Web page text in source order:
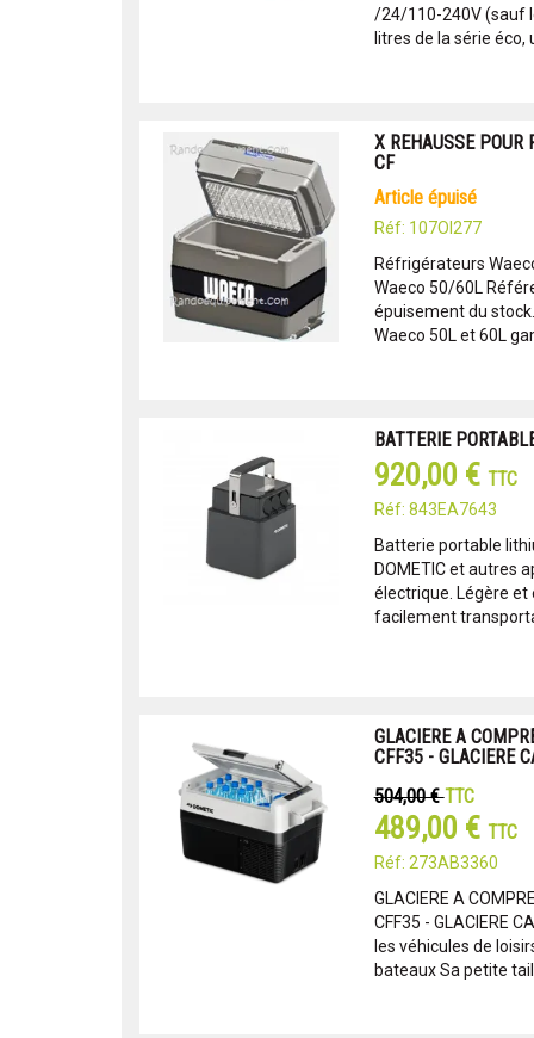
/24/110-240V (sauf
litres de la série éco,
X REHAUSSE POUR
CF
article épuisé
Réf: 107OI277
Réfrigérateurs
Waeco 50/60L
épuisement du
Waeco 50L et 60L
BATTERIE
920,00 € TTC
Réf: 843EA7643
Batterie portable
DOMETIC et autres
électrique. Légère
facilement
GLACIERE A
CFF35 - GLACIERE
504,00 €TTC
489,00 € TTC
Réf: 273AB3360
GLACIERE A
CFF35 - GLACIERE
les véhicules de
bateaux Sa petite